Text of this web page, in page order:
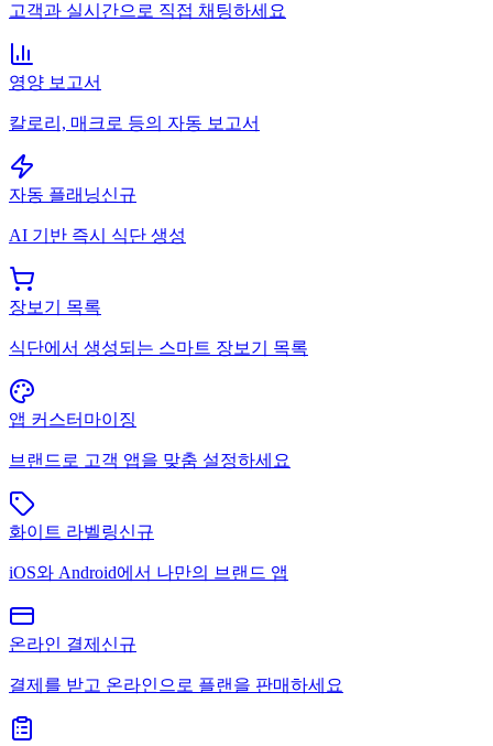
고객과 실시간으로 직접 채팅하세요
영양 보고서
칼로리, 매크로 등의 자동 보고서
자동 플래닝신규
AI 기반 즉시 식단 생성
장보기 목록
식단에서 생성되는 스마트 장보기 목록
앱 커스터마이징
브랜드로 고객 앱을 맞춤 설정하세요
화이트 라벨링신규
iOS와 Android에서 나만의 브랜드 앱
온라인 결제 신규
결제를 받고 온라인으로 플랜을 판매하세요